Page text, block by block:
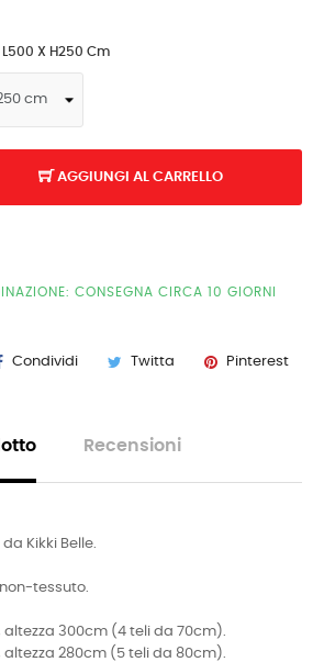
X H250 Cm
AGGIUNGI AL CARRELLO
CONSEGNA CIRCA 10 GIORNI
Condividi Twitta Pinterest
Recensioni
Kikki Belle.
tessuto.
altezza 300cm (4 teli da 70cm).
altezza 280cm (5 teli da 80cm).